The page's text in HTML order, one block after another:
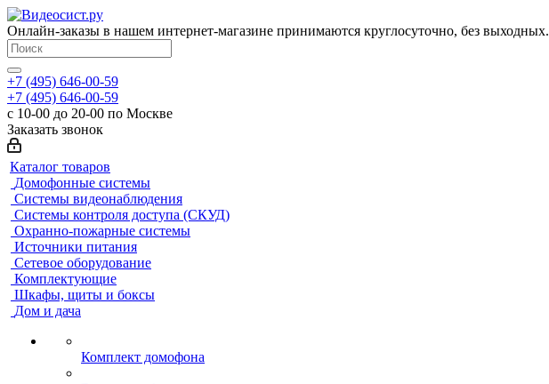
Онлайн-заказы в нашем интернет-магазине принимаются круглосуточно, без выходных.
+7 (495) 646-00-59
+7 (495) 646-00-59
с 10-00 до 20-00 по Москве
Заказать звонок
Каталог товаров
Домофонные системы
Системы видеонаблюдения
Системы контроля доступа (СКУД)
Охранно-пожарные системы
Источники питания
Сетевое оборудование
Комплектующие
Шкафы, щиты и боксы
Дом и дача
Комплект домофона